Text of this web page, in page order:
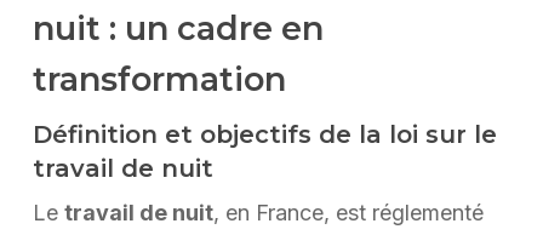
nuit : un cadre en
transformation
Définition et objectifs de la loi sur le
travail de nuit
Le travail de nuit, en France, est réglementé